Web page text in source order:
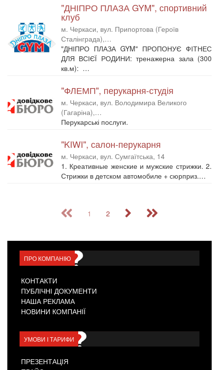
"ДНІПРО ПЛАЗА GYM", спортивний
клуб
м. Черкаси, вул. Припортова (Героїв
Сталінграда),…
"ДНІПРО ПЛАЗА GYM" ПРОПОНУЄ ФІТНЕС
ДЛЯ ВСІЄЇ РОДИНИ: тренажерна зала (300
кв.м): …
"ФЛЕМП", перукарня-студія
м. Черкаси, вул. Володимира Великого
(Гагаріна),…
Перукарські послуги.
"KIWI", салон-перукарня
м. Черкаси, вул. Сумгаїтська, 14
1. Креативные женские и мужские стрижки. 2.
Стрижки в детском автомобиле + сюрприз.…
1 2
ПРО КОМПАНІЮ
КОНТАКТИ
ПУБЛІЧНІ ДОКУМЕНТИ
НАША РЕКЛАМА
НОВИНИ КОМПАНІЇ
УМОВИ І ТАРИФИ
ПРЕЗЕНТАЦІЯ